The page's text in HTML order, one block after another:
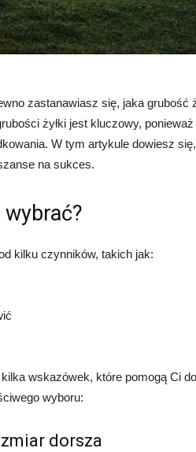
zastanawiasz się, jaka grubość
żyłki jest kluczowy, ponieważ
W tym artykule dowiesz
na sukces.
kilku czynników, takich jak:
wskazówek, które pomogą Ci
wyboru:
dorsza